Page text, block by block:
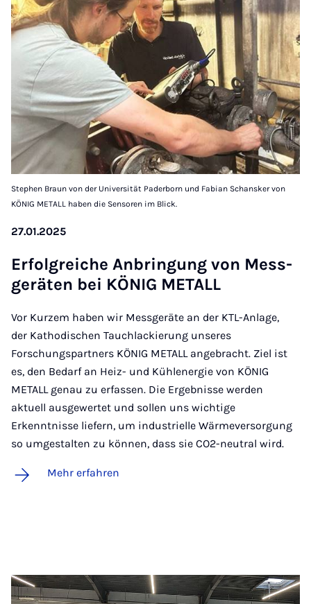
Stephen Braun von der Universität Paderborn und Fabian Schansker von
KÖNIG METALL haben die Sensoren im Blick.
27.01.2025
Er­folg­rei­che An­brin­gung von Mess­
ge­rä­ten bei KÖ­NIG ME­TALL
Vor Kurzem haben wir Messgeräte an der KTL-Anlage,
der Kathodischen Tauchlackierung unseres
Forschungspartners KÖNIG METALL angebracht. Ziel ist
es, den Bedarf an Heiz- und Kühlenergie von KÖNIG
METALL genau zu erfassen. Die Ergebnisse werden
aktuell ausgewertet und sollen uns wichtige
Erkenntnisse liefern, um industrielle Wärmeversorgung
so umgestalten zu können, dass sie CO2-neutral wird.
Mehr erfahren